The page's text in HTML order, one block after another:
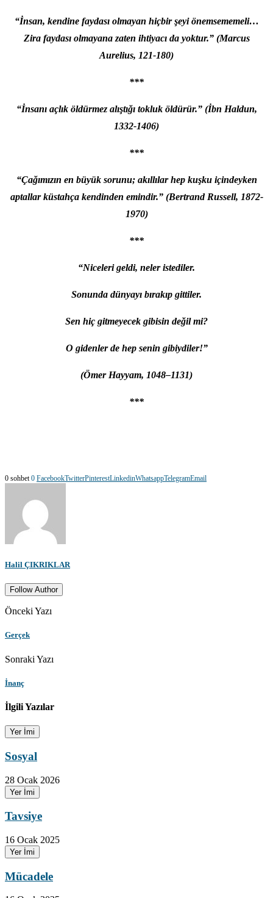
“İnsan, kendine faydası olmayan hiçbir şeyi önemsememeli…
Zira faydası olmayana zaten ihtiyacı da yoktur.” (Marcus
Aurelius, 121-180)
***
“İnsanı açlık öldürmez alıştığı tokluk öldürür.” (İbn Haldun,
1332-1406)
***
“Çağımızın en büyük sorunu; akıllılar hep kuşku içindeyken
aptallar küstahça kendinden emindir.” (Bertrand Russell, 1872-
1970)
***
“Niceleri geldi, neler istediler.
Sonunda dünyayı bırakıp gittiler.
Sen hiç gitmeyecek gibisin değil mi?
O gidenler de hep senin gibiydiler!”
(Ömer Hayyam, 1048–1131)
***
0 sohbet 0 FacebookTwitterPinterestLinkedinWhatsappTelegramEmail
Halil ÇIKRIKLAR
Follow Author
Önceki Yazı
Gerçek
Sonraki Yazı
İnanç
İlgili Yazılar
Yer İmi
Sosyal
28 Ocak 2026
Yer İmi
Tavsiye
16 Ocak 2025
Yer İmi
Mücadele